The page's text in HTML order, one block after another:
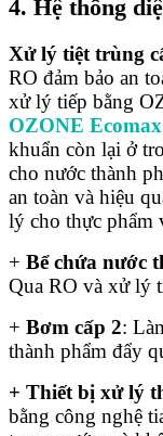
4. Hệ thống
Xử lý tiệt trùng
RO đảm bảo an
xử lý tiếp bằng
OZONE Ecomax
khuẩn còn lại ở
cho nước thành
an toàn và hiệu
lý cho thực phẩm
+ Bể chứa nước
Qua RO và xử lý
+ Bơm cấp 2:
thành phẩm đẩy
+ Thiết bị xử lý
bằng công nghệ